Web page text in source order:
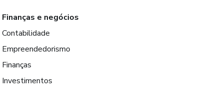
Finanças e negócios
Contabilidade
Empreendedorismo
Finanças
Investimentos